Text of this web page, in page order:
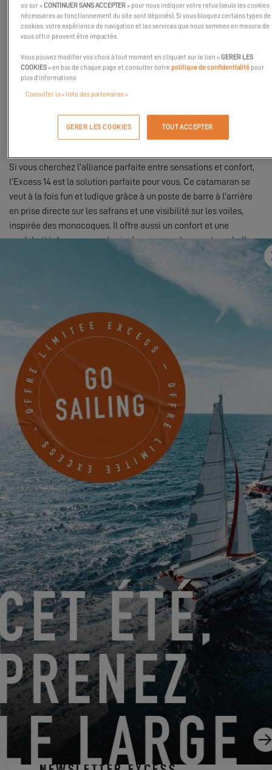
notre catamaranExcess 14. Skippers est l’un des magazines
nautiques suisses les plus lu, merci à eux pour ce boat tour très
Si vous cherchez l’alliance parfaite entre sensations et confort,
l’Excess 14 est la solution parfaite pour vous. Ce catamaran se
veut à la fois fun et ludique grâce à un poste de barre à l’arrière
en prise directe sur les safrans et une visibilité sur les voiles,
inspirée des monocoques. Il offre aussi un confort et une
modularité des espaces de vie de par ses volumes et une belle
hauteur sous barrots, le tout dans un design intérieur très
Ce catamaran vous intéresse ? N’attendez plus et cliquez sur le
lien ci-dessous pour découvrir sa revue en détails :
À la
découverte de l'Excess 14 : le catamaran qui allie performance et
confort ! - YouTube
LA TRAVERSÉE DE L’ATLANTIQUE AVEC UN BÉBÉ!
25.05.2023
LE PREMIER OWNERS RENDEZ-VOUS DE LA SAISON
19.05.2023
ABONNEZ-VOUS À LA
ou sur «CONTINUER SANS ACCEPTER » pour nous indiquer votre refus (seuls les cookies
nécessaires au fonctionnement du site sont déposés). Si vous bloquez certains types de
cookies, votre expérience de navigation et les services que nous sommes en mesure de
vous offrir peuvent être impactés.
Vous pouvez modifier vos choix à tout moment en cliquant sur le lien «GERER LES
COOKIES » en bas de chaque page et consulter notrepolitique de confidentialitépour
plus d’informations
Consulter la « liste des partenaires »
GERER LES COOKIES TOUT ACCEPTER